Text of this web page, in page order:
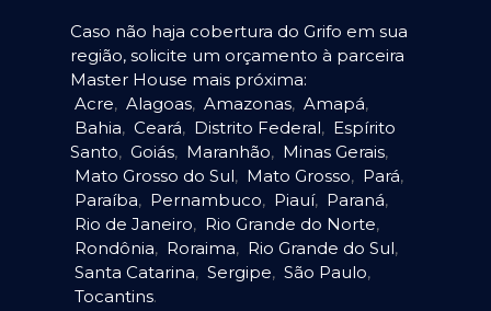
Caso não haja cobertura do Grifo em sua
região, solicite um orçamento à parceira
Master House mais próxima:
Acre, Alagoas, Amazonas, Amapá,
Bahia, Ceará, Distrito Federal, Espírito
Santo, Goiás, Maranhão, Minas Gerais,
Mato Grosso do Sul, Mato Grosso, Pará,
Paraíba, Pernambuco, Piauí, Paraná,
Rio de Janeiro, Rio Grande do Norte,
Rondônia, Roraima, Rio Grande do Sul,
Santa Catarina, Sergipe, São Paulo,
Tocantins.